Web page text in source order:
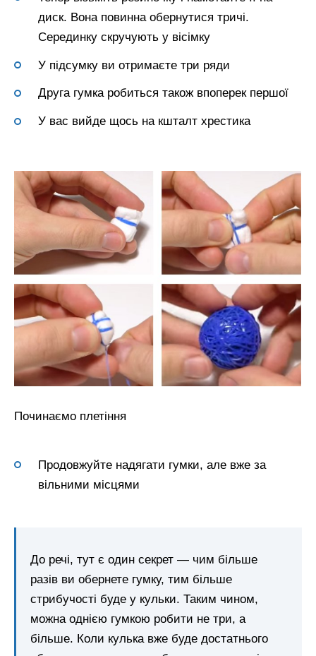
диск. Вона повинна обернутися тричі.
Серединку скручують у вісімку
У підсумку ви отримаєте три ряди
Друга гумка робиться також впоперек першої
У вас вийде щось на кшталт хрестика
Починаємо плетіння
Продовжуйте надягати гумки, але вже за
вільними місцями
До речі, тут є один секрет — чим більше
разів ви обернете гумку, тим більше
стрибучості буде у кульки. Таким чином,
можна однією гумкою робити не три, а
більше. Коли кулька вже буде достатнього